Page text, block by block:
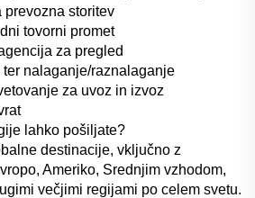
prevozna storitev
tovorni promet
za pregled
nalaganje/raznalaganje
za uvoz in izvoz
lahko pošiljate?
destinacije, vključno z
Ameriko, Srednjim vzhodom,
večjimi regijami po celem svetu.